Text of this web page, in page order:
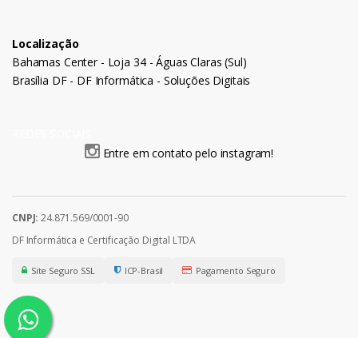
Localização
Bahamas Center - Loja 34 - Águas Claras (Sul)
Brasília DF - DF Informática - Soluções Digitais
Entre em contato pelo instagram!
CNPJ: 24.871.569/0001-90
DF Informática e Certificação Digital LTDA
Site Seguro SSL ICP-Brasil Pagamento Seguro